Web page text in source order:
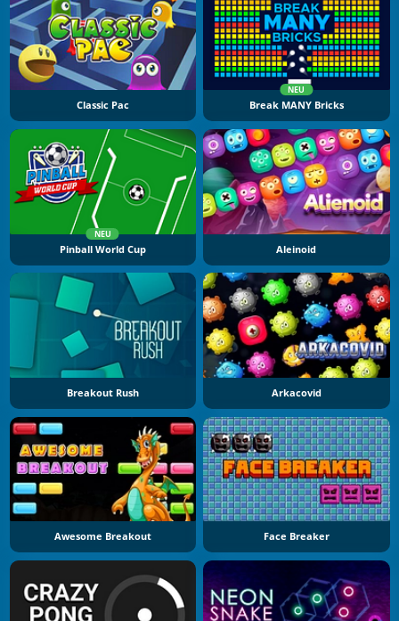
Classic Pac
NEU
Break MANY Bricks
NEU
Pinball World Cup Aleinoid
Breakout Rush Arkacovid
Awesome Breakout Face Breaker